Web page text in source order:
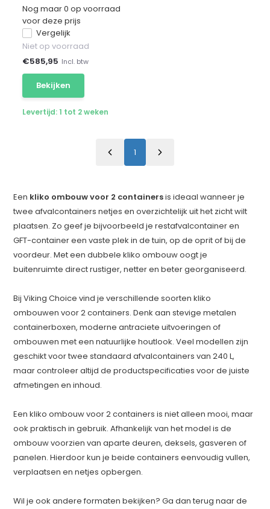
Nog maar 0 op voorraad
voor deze prijs
Vergelijk
Niet op voorraad
€585,95 Incl. btw
Bekijken
Levertijd: 1 tot 2 weken
1
Een kliko ombouw voor 2 containersis ideaal wanneer je
twee afvalcontainers netjes en overzichtelijk uit het zicht wilt
plaatsen. Zo geef je bijvoorbeeld je restafvalcontainer en
GFT-container een vaste plek in de tuin, op de oprit of bij de
voordeur. Met een dubbele kliko ombouw oogt je
buitenruimte direct rustiger, netter en beter georganiseerd.
Bij Viking Choice vind je verschillende soorten kliko
ombouwen voor 2 containers. Denk aan stevige metalen
containerboxen, moderne antraciete uitvoeringen of
ombouwen met een natuurlijke houtlook. Veel modellen zijn
geschikt voor twee standaard afvalcontainers van 240 L,
maar controleer altijd de productspecificaties voor de juiste
afmetingen en inhoud.
Een kliko ombouw voor 2 containers is niet alleen mooi, maar
ook praktisch in gebruik. Afhankelijk van het model is de
ombouw voorzien van aparte deuren, deksels, gasveren of
panelen. Hierdoor kun je beide containers eenvoudig vullen,
verplaatsen en netjes opbergen.
Wil je ook andere formaten bekijken? Ga dan terug naar de